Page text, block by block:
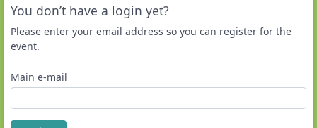
You don’t have a login yet?
Please enter your email address so you can register for the
event.
Main e-mail